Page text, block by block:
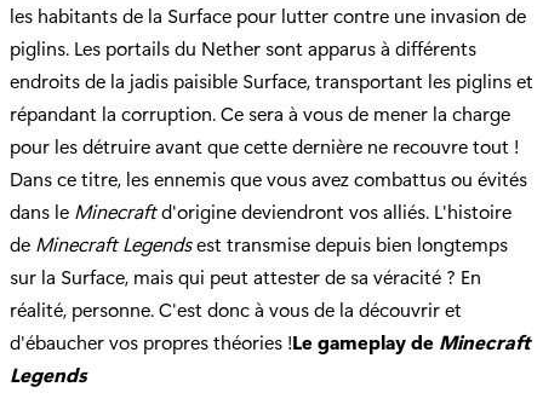
les habitants de la Surface pour lutter contre une invasion de
piglins. Les portails du Nether sont apparus à différents
endroits de la jadis paisible Surface, transportant les piglins et
répandant la corruption. Ce sera à vous de mener la charge
pour les détruire avant que cette dernière ne recouvre tout !
Dans ce titre, les ennemis que vous avez combattus ou évités
dans le Minecraftd'origine deviendront vos alliés. L'histoire
de Minecraft Legendsest transmise depuis bien longtemps
sur la Surface, mais qui peut attester de sa véracité ? En
réalité, personne. C'est donc à vous de la découvrir et
d'ébaucher vos propres théories !Le gameplay de Minecraft
Legends